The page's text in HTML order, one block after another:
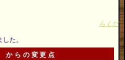
らくだ
た。
からの変更点